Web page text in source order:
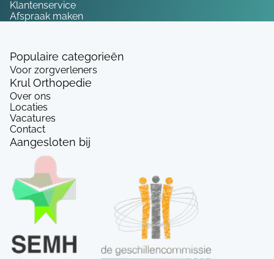
Klantenservice
Afspraak maken
Populaire categorieën
Voor zorgverleners
Krul Orthopedie
Over ons
Locaties
Vacatures
Contact
Aangesloten bij